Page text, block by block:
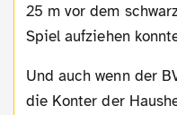
25 m vor dem
Spiel aufziehen
Und auch wenn der BVB im Ballbesitz war, waren
die Konter der